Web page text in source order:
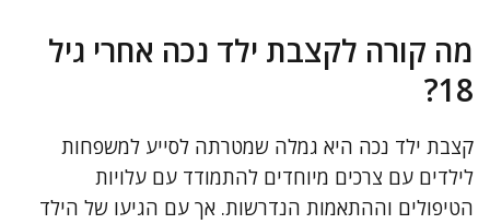
מה קורה לקצבת ילד נכה אחרי גיל
18?
קצבת ילד נכה היא גמלה שמטרתה לסייע למשפחות
לילדים עם צרכים מיוחדים להתמודד עם עלויות
הטיפולים וההתאמות הנדרשות. אך עם הגיעו של הילד